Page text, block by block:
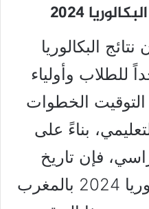
2024
البكالوريا
للطلاب وأولياء
الخطوات
بناءً على
فإن تاريخ
الاعلان عن نتائج البكالوريا 2024 بالمغرب